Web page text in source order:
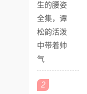
生的腰姿
全集，谭
松韵活泼
中带着帅
气
2